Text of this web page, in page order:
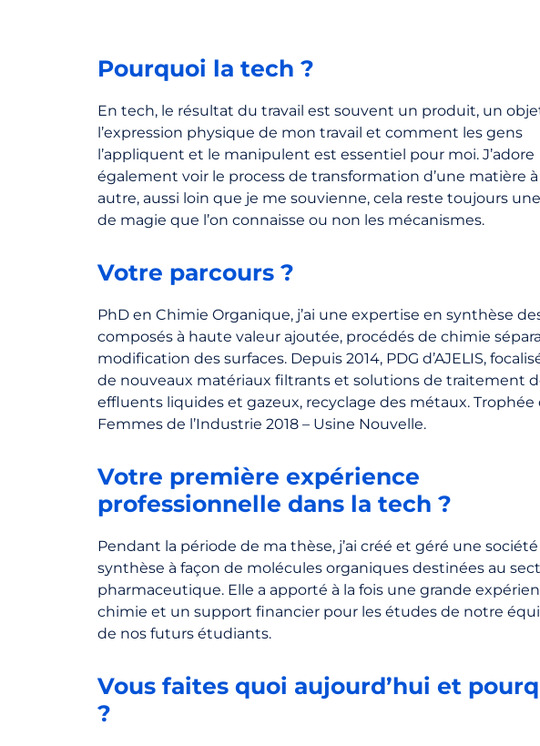
Pourquoi la tech ?
En tech, le résultat du travail est souvent un produit, un
l’expression physique de mon travail et comment les gens
l’appliquent et le manipulent est essentiel pour moi. J’adore
également voir le process de transformation d’une matière
autre, aussi loin que je me souvienne, cela reste toujours
de magie que l’on connaisse ou non les mécanismes.
Votre parcours ?
PhD en Chimie Organique, j’ai une expertise en synthèse
composés à haute valeur ajoutée, procédés de chimie
modification des surfaces. Depuis 2014, PDG d’AJELIS,
de nouveaux matériaux filtrants et solutions de traitement
effluents liquides et gazeux, recyclage des métaux. Trophée
Femmes de l’Industrie 2018 – Usine Nouvelle.
Votre première expérience
professionnelle dans la tech ?
Pendant la période de ma thèse, j’ai créé et géré une
synthèse à façon de molécules organiques destinées au
pharmaceutique. Elle a apporté à la fois une grande
chimie et un support financier pour les études de notre
de nos futurs étudiants.
Vous faites quoi aujourd’hui et
?